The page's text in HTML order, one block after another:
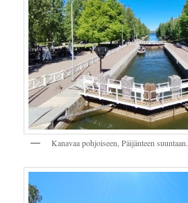
Kanavaa pohjoiseen, Päijänteen suuntaan.